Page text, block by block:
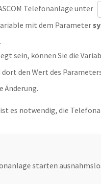
Telefonanlage unter
mit dem Parameter
.
sein, können Sie die
dort den Wert des
Änderung.
es notwendig, die
starten